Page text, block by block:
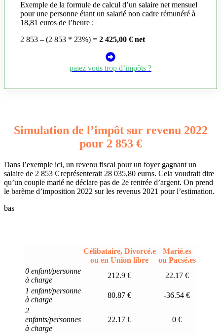
Exemple de la formule de calcul d’un salaire net mensuel
pour une personne étant un salarié non cadre rémunéré à
18,81 euros de l’heure :
2 853 – (2 853 * 23%) = 2 425,00 € net
paiez vous trop d’impôts ?
Simulation de l’impôt sur revenu 2022
pour 2 853 €
Dans l’exemple ici, un revenu fiscal pour un foyer gagnant un
salaire de 2 853 € représenterait 28 035,80 euros. Cela voudrait dire
qu’un couple marié ne déclare pas de 2e rentrée d’argent. On prend
le barème d’imposition 2022 sur les revenus 2021 pour l’estimation.
bas
Célibataire, Divorcé.e
ou en Union libre
Marié.es
ou Pacsé.es
0 enfant/personne
à charge
212.9 €
22.17 €
1 enfant/personne
à charge
80.87 €
-36.54 €
2
enfants/personnes
à charge
22.17 € 0 €